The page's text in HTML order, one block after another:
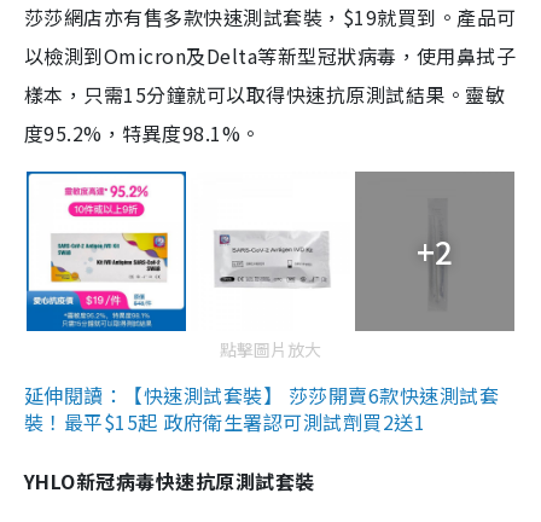
莎莎網店亦有售多款快速測試套裝，$19就買到。產品可
以檢測到Omicron及Delta等新型冠狀病毒，使用鼻拭子
樣本，只需15分鐘就可以取得快速抗原測試結果。靈敏
度95.2%，特異度98.1%。
+2
點擊圖片放大
延伸閱讀：【快速測試套裝】 莎莎開賣6款快速測試套
裝！最平$15起 政府衛生署認可測試劑買2送1
YHLO新冠病毒快速抗原測試套裝